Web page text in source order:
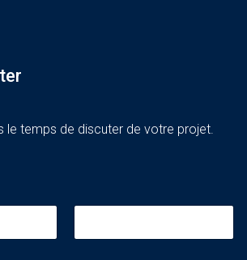
le temps de discuter de votre projet.